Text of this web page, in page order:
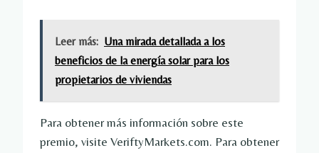
Leer más: Una mirada detallada a los
beneficios de la energía solar para los
propietarios de viviendas
Para obtener más información sobre este
premio, visite VeriftyMarkets.com. Para obtener